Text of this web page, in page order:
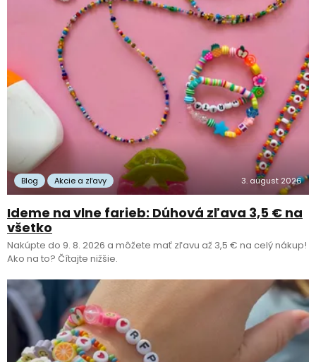
Blog Akcie a zľavy 3. august 2026
Ideme na vlne farieb: Dúhová zľava 3,5 € na
všetko
Nakúpte do 9. 8. 2026 a môžete mať zľavu až 3,5 € na celý nákup!
Ako na to? Čítajte nižšie.